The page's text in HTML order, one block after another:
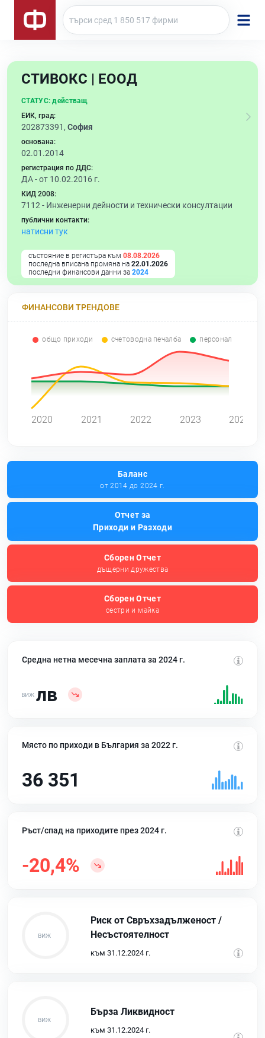
СТИВОКС | ЕООД
СТАТУС: действащ
ЕИК, град:
202873391, София
основана:
02.01.2014
регистрация по ДДС:
ДА - от 10.02.2016 г.
КИД 2008:
7112 - Инженерни дейности и технически консултации
публични контакти:
натисни тук
състояние в регистъра към 08.08.2026
последна вписана промяна на 22.01.2026
последни финансови данни за 2024
ФИНАНСОВИ ТРЕНДОВЕ
общо приходи счетоводна печалба персонал
2020 2021 2022 2023 2024
Баланс
от 2014 до 2024 г.
Отчет за
Приходи и Разходи
Сборен Отчет
дъщерни дружества
Сборен Отчет
сестри и майка
Средна нетна месечна заплата за 2024 г.
лв
Място по приходи в България за 2022 г.
36 351
Ръст/спад на приходите през 2024 г.
-20,4%
Риск от Свръхзадълженост /
Несъстоятелност
към 31.12.2024 г.
Бърза Ликвидност
към 31.12.2024 г.